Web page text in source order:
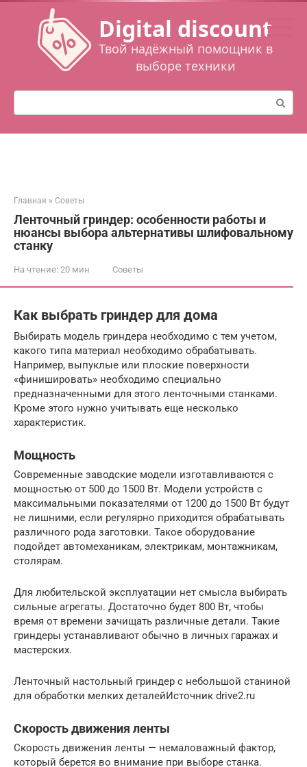
Перейти
контенту
Digital discount
Твой надёжный помощник в
выборе техники
Поиск:
Главная » Советы
Ленточный гриндер: особенности работы и
нюансы выбора альтернативы шлифовальному
станку
На чтение: 20 мин Советы
Как выбрать гриндер для дома
Выбирать модель гриндера необходимо с тем учетом,
какого типа материал необходимо обрабатывать.
Например, выпуклые или плоские поверхности
«финишировать» необходимо специально
предназначенными для этого ленточными станками.
Кроме этого нужно учитывать еще несколько
характеристик.
Мощность
Современные заводские модели изготавливаются с
мощностью от 500 до 1500 Вт. Модели устройств с
максимальными показателями от 1200 до 1500 Вт будут
не лишними, если регулярно приходится обрабатывать
различного рода заготовки. Такое оборудование
подойдет автомеханикам, электрикам, монтажникам,
столярам.
Для любительской эксплуатации нет смысла выбирать
сильные агрегаты. Достаточно будет 800 Вт, чтобы
время от времени зачищать различные детали. Такие
гриндеры устанавливают обычно в личных гаражах и
мастерских.
Ленточный настольный гриндер с небольшой станиной
для обработки мелких деталейИсточник drive2.ru
Скорость движения ленты
Скорость движения ленты — немаловажный фактор,
который берется во внимание при выборе станка.